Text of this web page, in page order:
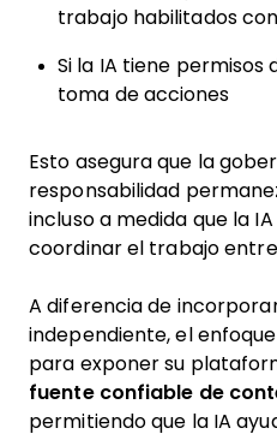
trabajo habilitados con
Si la IA tiene permisos
toma de acciones
Esto asegura que la
responsabilidad
incluso a medida que la
coordinar el trabajo
A diferencia de
independiente, el
para exponer su
fuente confiable de
permitiendo que la IA